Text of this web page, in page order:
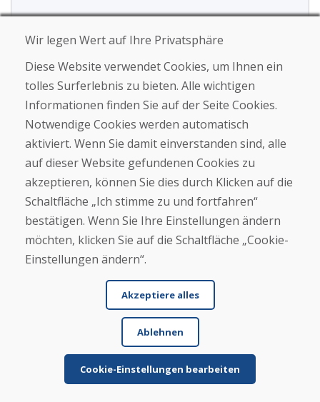
★★★★★
Wir haben ein paar gebrauchte Ski bestellt und
innerhalb von 4 Werktagen erhalten. Sie Ski sind
ge...
Mehr lesen ...
Weitere Rezensionen ansehen >
Eigene Rezension
verfassen
Wir legen Wert auf Ihre Privatsphäre
Diese Website verwendet Cookies, um Ihnen ein
tolles Surferlebnis zu bieten. Alle wichtigen
Informationen finden Sie auf der Seite Cookies.
Notwendige Cookies werden automatisch
aktiviert. Wenn Sie damit einverstanden sind, alle
auf dieser Website gefundenen Cookies zu
akzeptieren, können Sie dies durch Klicken auf die
Schaltfläche „Ich stimme zu und fortfahren“
bestätigen. Wenn Sie Ihre Einstellungen ändern
möchten, klicken Sie auf die Schaltfläche „Cookie-
Einstellungen ändern“.
Akzeptiere alles
Ablehnen
Cookie-Einstellungen bearbeiten